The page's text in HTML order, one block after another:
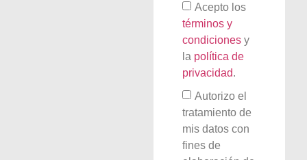
Acepto los
términos y
condiciones y
la política de
privacidad
Autorizo el
tratamiento de
mis datos con
fines de